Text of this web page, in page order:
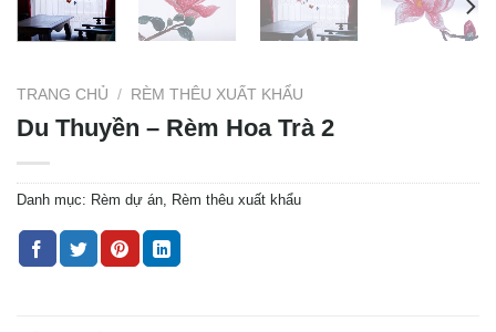
TRANG CHỦ / RÈM THÊU XUẤT KHẨU
Du Thuyền – Rèm Hoa Trà 2
Danh mục: Rèm dự án Rèm thêu xuất khẩu